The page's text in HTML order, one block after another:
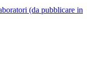
(da pubblicare in